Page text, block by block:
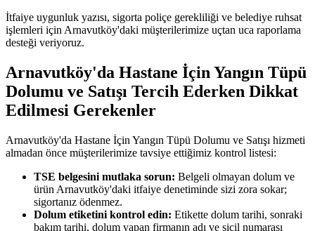
İtfaiye uygunluk yazısı, sigorta poliçe gerekliliği ve belediye ruhsat
işlemleri için Arnavutköy'daki müşterilerimize uçtan uca raporlama
desteği veriyoruz.
Arnavutköy'da Hastane İçin Yangın Tüpü
Dolumu ve Satışı Tercih Ederken Dikkat
Edilmesi Gerekenler
Arnavutköy'da Hastane İçin Yangın Tüpü Dolumu ve Satışı hizmeti
almadan önce müşterilerimize tavsiye ettiğimiz kontrol listesi:
TSE belgesini mutlaka sorun: Belgeli olmayan dolum ve
ürün Arnavutköy'daki itfaiye denetiminde sizi zora sokar;
sigortanız ödenmez.
Dolum etiketini kontrol edin: Etikette dolum tarihi, sonraki
bakım tarihi, dolum yapan firmanın adı ve sicil numarası